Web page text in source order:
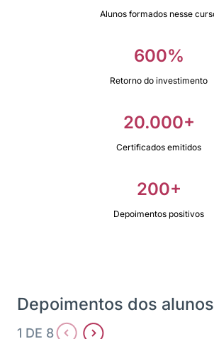
Alunos formados nesse
600%
Retorno do investimento
20.000+
Certificados emitidos
200+
Depoimentos positivos
Depoimentos dos
1 DE 8